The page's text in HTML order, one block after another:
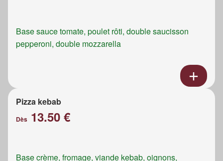
Base sauce tomate, poulet rôti, double saucisson
pepperoni, double mozzarella
Pizza kebab
Dès 13.50 €
Base crème, fromage, viande kebab, oignons,